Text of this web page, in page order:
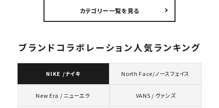
シックロゴ 6パネルキ
ャップ ブラック
カテゴリー一覧を見る
ブランドコラボレーション人気ランキング
NIKE /ナイキ North Face/ノースフェイス
New Era / ニューエラ VANS / ヴァンズ